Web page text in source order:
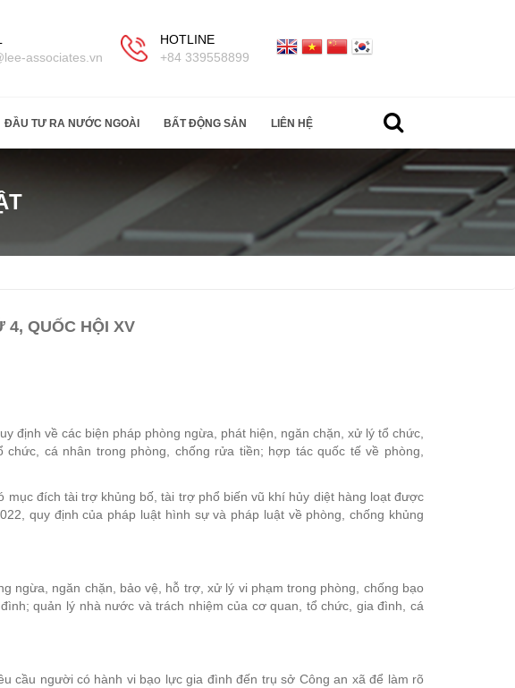
HOTLINE
+84 339558899
associates.vn
ĐẦU TƯ RA NƯỚC NGOÀI BẤT ĐỘNG SẢN LIÊN HỆ
4, QUỐC HỘI XV
định về các biện pháp phòng ngừa, phát hiện, ngăn chặn, xử lý tổ chức,
cá nhân trong phòng, chống rửa tiền; hợp tác quốc tế về phòng,
đích tài trợ khủng bố, tài trợ phổ biến vũ khí hủy diệt hàng loạt được
quy định của pháp luật hình sự và pháp luật về phòng, chống khủng
ngừa, ngăn chặn, bảo vệ, hỗ trợ, xử lý vi phạm trong phòng, chống bạo
quản lý nhà nước và trách nhiệm của cơ quan, tổ chức, gia đình, cá
cầu người có hành vi bạo lực gia đình đến trụ sở Công an xã để làm rõ